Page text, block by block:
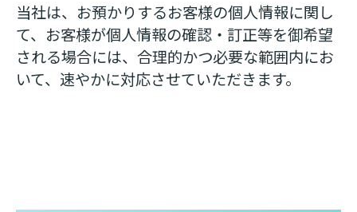
当社は、お預かりするお客様の個人情報に関し
て、お客様が個人情報の確認・訂正等を御希望
される場合には、合理的かつ必要な範囲内にお
いて、速やかに対応させていただきます。